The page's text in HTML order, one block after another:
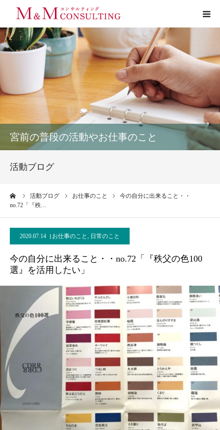
宮前の普段の活動やお仕事のこと
活動ブログ
活動ブログ お仕事のこと
今の自分に出来ること・・
no.72「『秩…
2020.07.14 お仕事のこと, 日常のこと
今の自分に出来ること・・no.72「『秩父の色100
選』を活用したい」
プロフィール
サービス
お客様の声
実績